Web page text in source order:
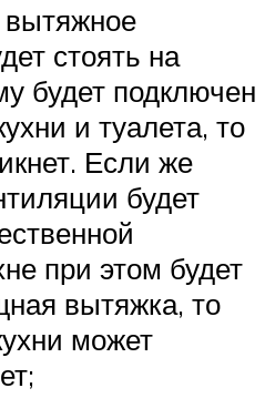
вытяжное
стоять на
будет подключен
и туалета, то
Если же
будет
при этом будет
вытяжка, то
может